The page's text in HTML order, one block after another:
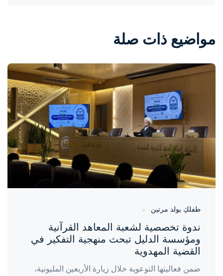
مواضيع ذات صلة
واحة المرأة
طفلكِ يولد مرتين
ندوة تخصصية لشعبة المعاهد القرآنية
ومؤسسة الدليل تبحث منهجية التفكير في
القضية المهدوية
ضمن فعاليتها التوعوية خلال زيارة الأربعين المليونية،